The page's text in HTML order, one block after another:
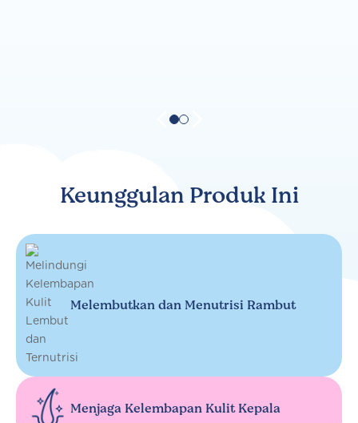
Keunggulan Produk Ini
Melembutkan dan Menutrisi Rambut
Menjaga Kelembapan Kulit Kepala